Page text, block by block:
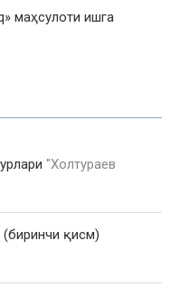
маҳсулоти ишга
"Холтураев
қисм)